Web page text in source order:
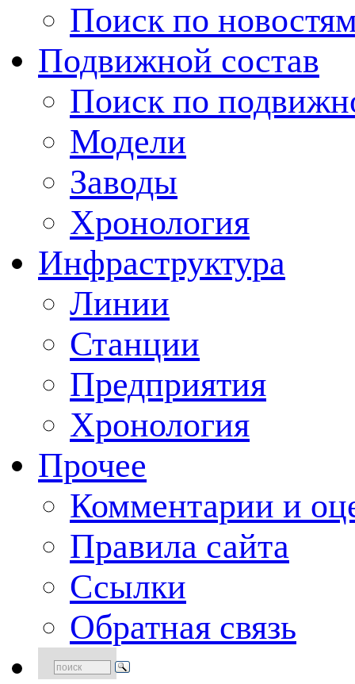
Поиск по
Подвижной состав
Поиск по
Модели
Заводы
Хронология
Инфраструктура
Линии
Станции
Предприятия
Хронология
Прочее
Комментарии и
Правила сайта
Ссылки
Обратная связь